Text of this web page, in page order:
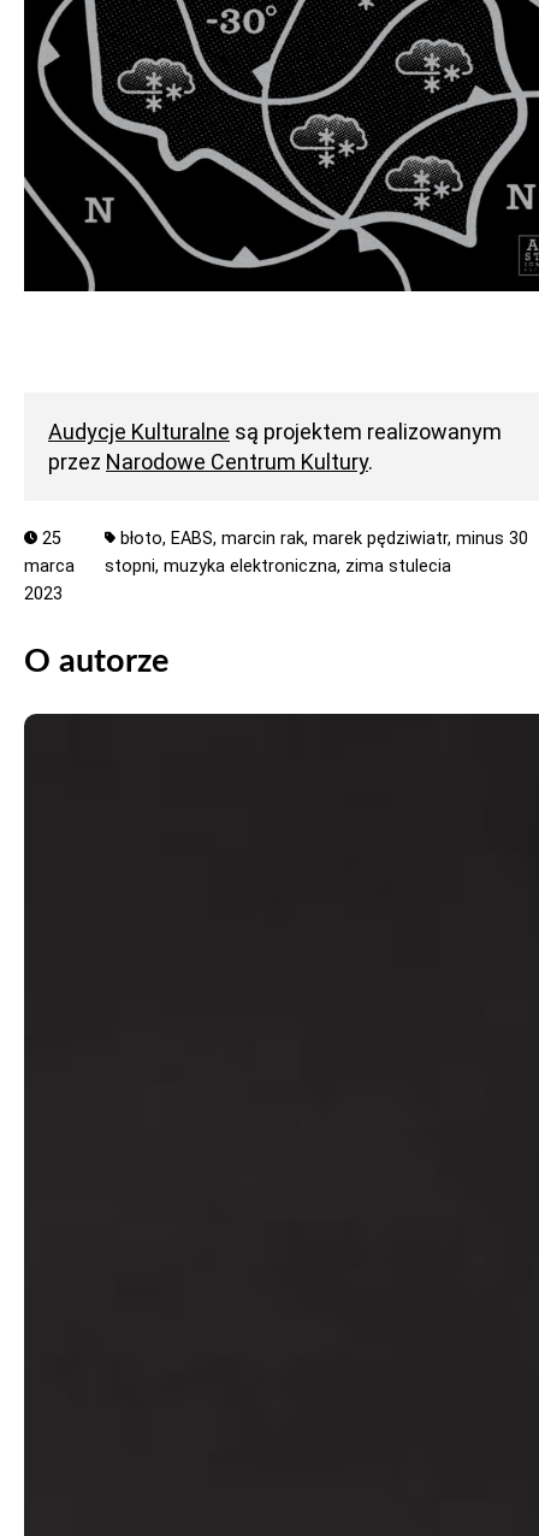
Audycje Kulturalne są projektem realizowanym
przez Narodowe Centrum Kultury.
25
marca
2023
błoto, EABS,marcin rak,marek pędziwiatr,minus 30
stopni, muzyka elektroniczna, zima stulecia
O autorze